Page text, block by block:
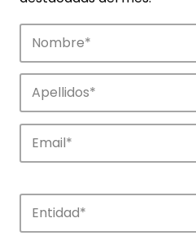
Noticias
Conoce las noticias
APTE y sus parques